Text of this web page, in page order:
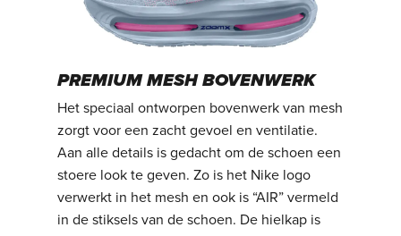
PREMIUM MESH BOVENWERK
Het speciaal ontworpen bovenwerk van mesh
zorgt voor een zacht gevoel en ventilatie.
Aan alle details is gedacht om de schoen een
stoere look te geven. Zo is het Nike logo
verwerkt in het mesh en ook is “AIR” vermeld
in de stiksels van de schoen. De hielkap is